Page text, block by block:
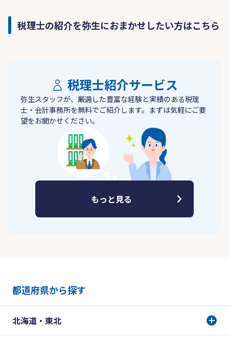
税理士の紹介を弥生におまかせしたい方はこちら
税理士紹介サービス
弥生スタッフが、厳選した豊富な経験と実績のある税理
士・会計事務所を無料でご紹介します。まずは気軽にご要
望をお聞かせください。
もっと見る
都道府県から探す
北海道・東北